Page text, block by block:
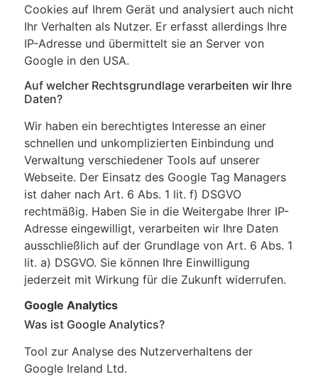
Cookies auf Ihrem Gerät und analysiert auch nicht
Ihr Verhalten als Nutzer. Er erfasst allerdings Ihre
IP-Adresse und übermittelt sie an Server von
Google in den USA.
Auf welcher Rechtsgrundlage verarbeiten wir Ihre
Daten?
Wir haben ein berechtigtes Interesse an einer
schnellen und unkomplizierten Einbindung und
Verwaltung verschiedener Tools auf unserer
Webseite. Der Einsatz des Google Tag Managers
ist daher nach Art. 6 Abs. 1 lit. f) DSGVO
rechtmäßig. Haben Sie in die Weitergabe Ihrer IP-
Adresse eingewilligt, verarbeiten wir Ihre Daten
ausschließlich auf der Grundlage von Art. 6 Abs. 1
lit. a) DSGVO. Sie können Ihre Einwilligung
jederzeit mit Wirkung für die Zukunft widerrufen.
Google Analytics
Was ist Google Analytics?
Tool zur Analyse des Nutzerverhaltens der
Google Ireland Ltd.